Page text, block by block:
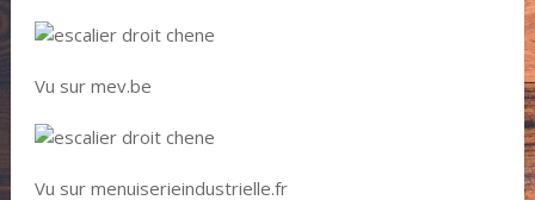
Vu sur mev.be
Vu sur menuiserieindustrielle.fr